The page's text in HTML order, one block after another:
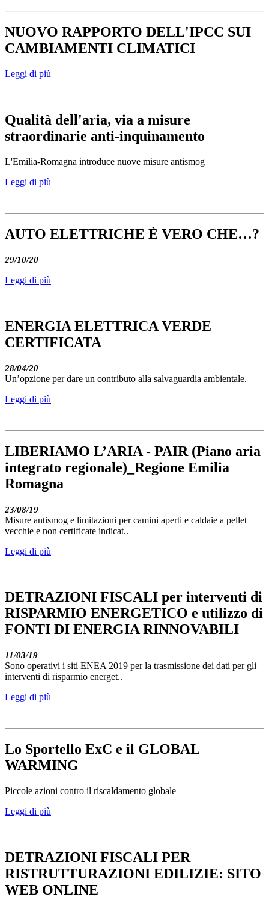
NUOVO RAPPORTO DELL'IPCC SUI
CAMBIAMENTI CLIMATICI
Leggi di più
Qualità dell'aria, via a misure
straordinarie anti-inquinamento
L'Emilia-Romagna introduce nuove misure antismog
Leggi di più
AUTO ELETTRICHE È VERO CHE…?
29/10/20
Leggi di più
ENERGIA ELETTRICA VERDE
CERTIFICATA
28/04/20
Un’opzione per dare un contributo alla salvaguardia ambientale.
Leggi di più
LIBERIAMO L’ARIA - PAIR (Piano aria
integrato regionale)_Regione Emilia
Romagna
23/08/19
Misure antismog e limitazioni per camini aperti e caldaie a pellet
vecchie e non certificate indicat..
Leggi di più
DETRAZIONI FISCALI per interventi di
RISPARMIO ENERGETICO e utilizzo di
FONTI DI ENERGIA RINNOVABILI
11/03/19
Sono operativi i siti ENEA 2019 per la trasmissione dei dati per gli
interventi di risparmio energet..
Leggi di più
Lo Sportello ExC e il GLOBAL
WARMING
Piccole azioni contro il riscaldamento globale
Leggi di più
DETRAZIONI FISCALI PER
RISTRUTTURAZIONI EDILIZIE: SITO
WEB ONLINE